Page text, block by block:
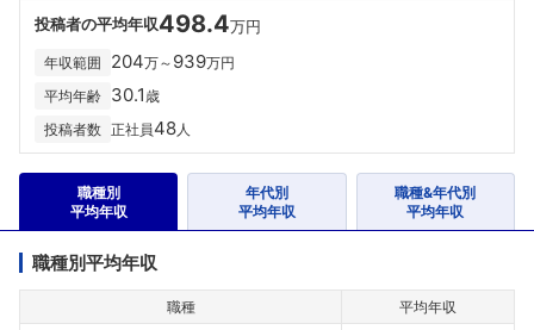
投稿者の平均年収498.4万円
年収範囲 204万～ 939万円
平均年齢 30.1 歳
投稿者数 正社員48人
職種別
平均年収
年代別
平均年収
職種&年代別
平均年収
職種別平均年収
職種
平均年収